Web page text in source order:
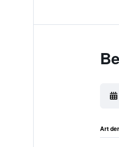
Art